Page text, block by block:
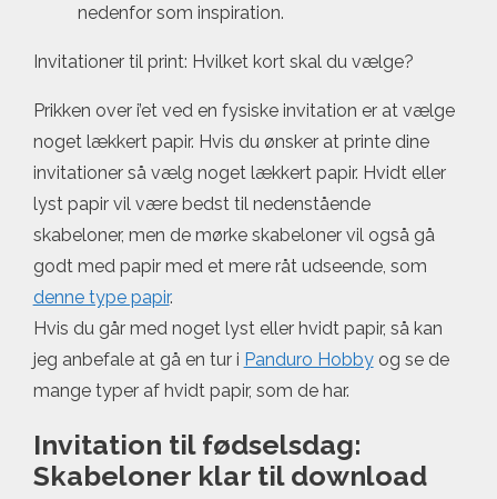
nedenfor som inspiration.
Invitationer til print: Hvilket kort skal du vælge?
Prikken over i’et ved en fysiske invitation er at vælge
noget lækkert papir. Hvis du ønsker at printe dine
invitationer så vælg noget lækkert papir. Hvidt eller
lyst papir vil være bedst til nedenstående
skabeloner, men de mørke skabeloner vil også gå
godt med papir med et mere råt udseende, som
denne type papir.
Hvis du går med noget lyst eller hvidt papir, så kan
jeg anbefale at gå en tur i Panduro Hobbyog se de
mange typer af hvidt papir, som de har.
Invitation til fødselsdag:
Skabeloner klar til download